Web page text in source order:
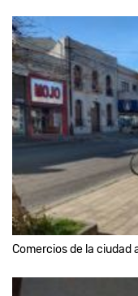
Comercios de la ciudad